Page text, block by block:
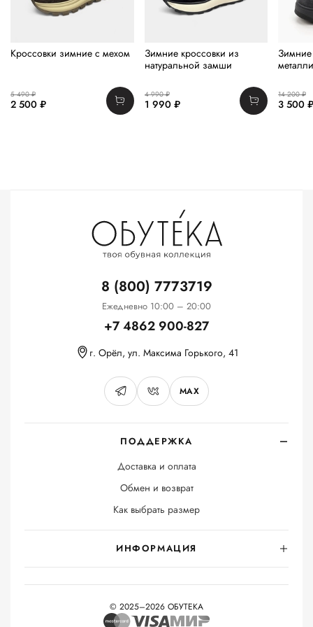
Кроссовки зимние с мехом
5 490 ₽
2 500 ₽
Зимние кроссовки из
натуральной замши
4 990 ₽
1 990 ₽
Зимние
14 200 ₽
3 500 ₽
ПОДДЕРЖКА
Доставка и оплата
Обмен и возврат
Как выбрать размер
ИНФОРМАЦИЯ
8 (800) 7773719
Ежедневно 10:00 – 20:00
+7 4862 900-827
г. Орёл, ул. Максима Горького, 41
MAX
© 2025–2026 ОБУТЕКА